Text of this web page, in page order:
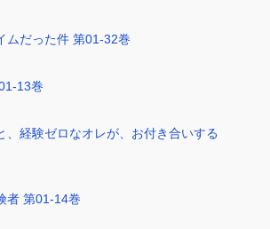
ムだった件 第01-32巻
13巻
、経験ゼロなオレが、お付き合いする
者 第01-14巻